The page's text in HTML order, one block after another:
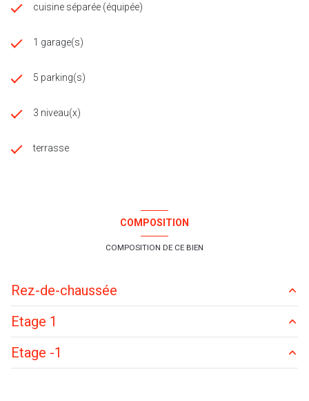
cuisine séparée (équipée)
1 garage(s)
5 parking(s)
3 niveau(x)
terrasse
COMPOSITION
COMPOSITION DE CE BIEN
Rez-de-chaussée
cuisine
salon/sejour 64 m²
Etage 1
chambre
Etage -1